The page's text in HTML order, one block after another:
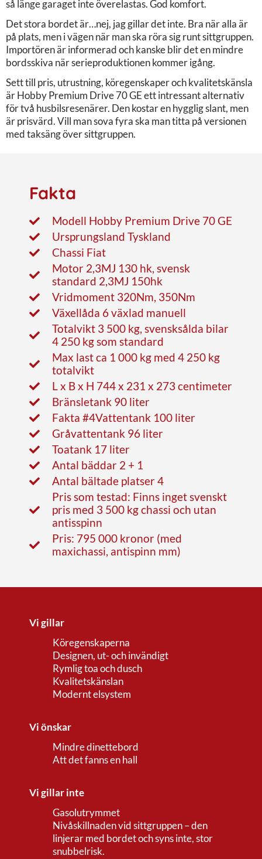
så länge garaget inte överelastas. God komfort.
Det stora bordet är…nej, jag gillar det inte. Bra när alla är
på plats, men i vägen när man ska röra sig runt sittgruppen.
Importören är informerad och kanske blir det en mindre
bordsskiva när serieproduktionen kommer igång.
Sett till pris, utrustning, köregenskaper och kvalitetskänsla
är Hobby Premium Drive 70 GE ett intressant alternativ
för två husbilsresenärer. Den kostar en hygglig slant, men
är prisvärd. Vill man sova fyra ska man titta på versionen
med taksäng över sittgruppen.
Fakta
Modell Hobby Premium Drive 70 GE
Ursprungsland Tyskland
Chassi Fiat
Motor 2,3MJ 130 hk, svensk
standard 2,3MJ 150hk
Vridmoment 320Nm, 350Nm
Växellåda 6 växlad manuell
Totalvikt 3 500 kg, svensksålda bilar
4 250 kg som standard
Max last ca 1 000 kg med 4 250 kg
totalvikt
L x B x H 744 x 231 x 273 centimeter
Bränsletank 90 liter
Fakta #4Vattentank 100 liter
Gråvattentank 96 liter
Toatank 17 liter
Antal bäddar 2 + 1
Antal bältade platser 4
Pris som testad: Finns inget svenskt
pris med 3 500 kg chassi och utan
antisspinn
Pris: 795 000 kronor (med
maxichassi, antispinn mm)
Vi gillar
Köregenskaperna
Designen, ut- och invändigt
Rymlig toa och dusch
Kvalitetskänslan
Modernt elsystem
Vi önskar
Mindre dinettebord
Att det fanns en hall
Vi gillar inte
Gasolutrymmet
Nivåskillnaden vid sittgruppen – den
linjerar med bordet och syns inte, stor
snubbelrisk.